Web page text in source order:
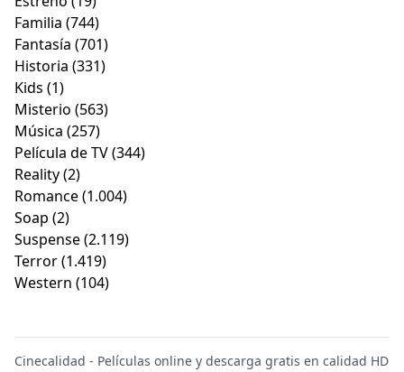
Familia (744)
Fantasía (701)
Historia (331)
Kids (1)
Misterio (563)
Música (257)
Película de TV(344)
Reality(2)
Romance(1.004)
Soap (2)
Suspense(2.119)
Terror(1.419)
Western (104)
Cinecalidad - Películas online y descarga gratis en calidad HD